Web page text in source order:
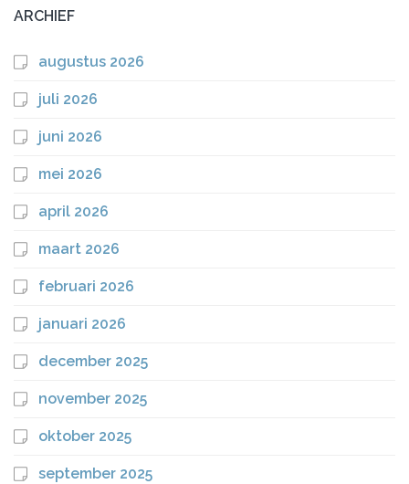
ARCHIEF
augustus 2026
juli 2026
juni 2026
mei 2026
april 2026
maart 2026
februari 2026
januari 2026
december 2025
november 2025
oktober 2025
september 2025